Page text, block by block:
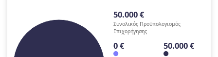
50.000 €
Συνολικός Προϋπολογισμός
Επιχορήγησης
0 € 50.000 €